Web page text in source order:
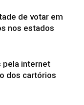
de votar em
nos estados
pela internet
dos cartórios